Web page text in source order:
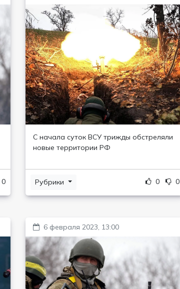
0
С начала суток ВСУ трижды обстреляли
новые территории РФ
Рубрики 0 0
6 февраля 2023, 13:00